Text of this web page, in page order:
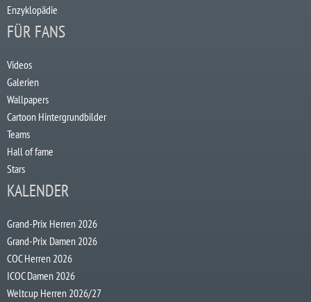
Enzyklopädie
FÜR FANS
Videos
Galerien
Wallpapers
Cartoon Hintergrundbilder
Teams
Hall of fame
Stars
KALENDER
Grand-Prix Herren 2026
Grand-Prix Damen 2026
COC Herren 2026
ICOC Damen 2026
Weltcup Herren 2026/27